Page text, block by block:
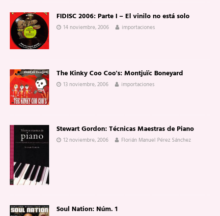
FIDISC 2006: Parte I – El vinilo no está solo
14 noviembre, 2006 importaciones
The Kinky Coo Coo's: Montjuïc Boneyard
13 noviembre, 2006 importaciones
Stewart Gordon: Técnicas Maestras de Piano
12 noviembre, 2006 Florián Manuel Pérez Sánchez
Soul Nation: Núm. 1